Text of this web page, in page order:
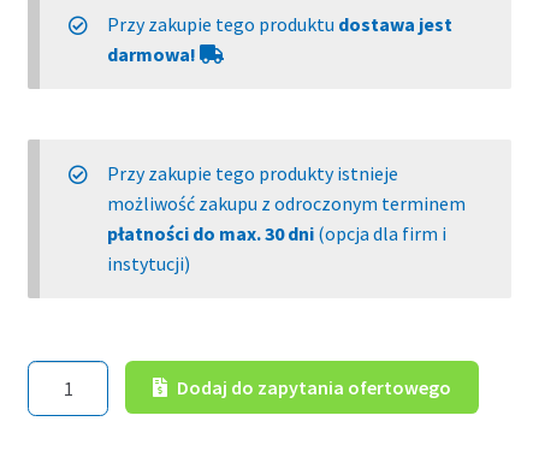
Przy zakupie tego produktu dostawa jest
darmowa!
Przy zakupie tego produkty istnieje
możliwość zakupu z odroczonym terminem
płatności do max. 30 dni(opcja dla firm i
instytucji)
Dodaj do zapytania ofertowego
ilość
Testomat®